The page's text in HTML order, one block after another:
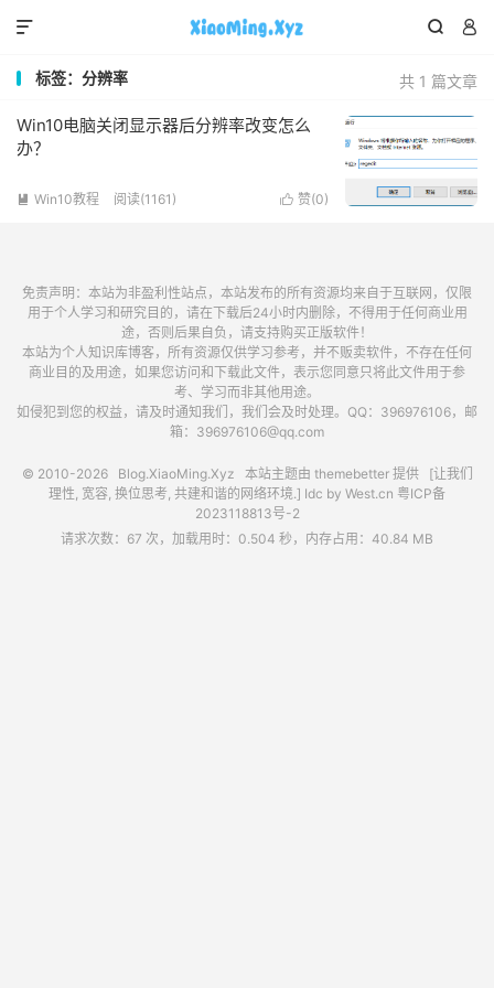
 

共 1 篇文章
标签：分辨率
Win10电脑关闭显示器后分辨率改变怎么
办？
 赞(0)
 Win10教程 阅读(1161)
免责声明：本站为非盈利性站点，本站发布的所有资源均来自于互联网，仅限
用于个人学习和研究目的，请在下载后24小时内删除，不得用于任何商业用
途，否则后果自负，请支持购买正版软件！
本站为个人知识库博客，所有资源仅供学习参考，并不贩卖软件，不存在任何
商业目的及用途，如果您访问和下载此文件，表示您同意只将此文件用于参
考、学习而非其他用途。
如侵犯到您的权益，请及时通知我们，我们会及时处理。QQ：396976106，邮
箱：396976106@qq.com
© 2010-2026 Blog.XiaoMing.Xyz 本站主题由 themebetter提供 [让我们
理性, 宽容, 换位思考, 共建和谐的网络环境.] Idc by West.cn 粤ICP备
2023118813号-2
请求次数：67 次，加载用时：0.504 秒，内存占用：40.84 MB